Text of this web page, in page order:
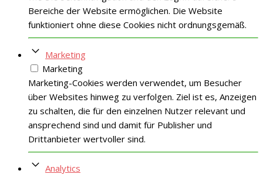
Bereiche der Website ermöglichen. Die Website
funktioniert ohne diese Cookies nicht ordnungsgemäß.
Marketing
Marketing
Marketing-Cookies werden verwendet, um Besucher
über Websites hinweg zu verfolgen. Ziel ist es, Anzeigen
zu schalten, die für den einzelnen Nutzer relevant und
ansprechend sind und damit für Publisher und
Drittanbieter wertvoller sind.
Analytics